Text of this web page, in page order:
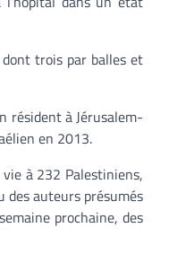
trois par balles et
résident à Jérusalem-
en 2013.
à 232 Palestiniens,
des auteurs présumés
prochaine, des